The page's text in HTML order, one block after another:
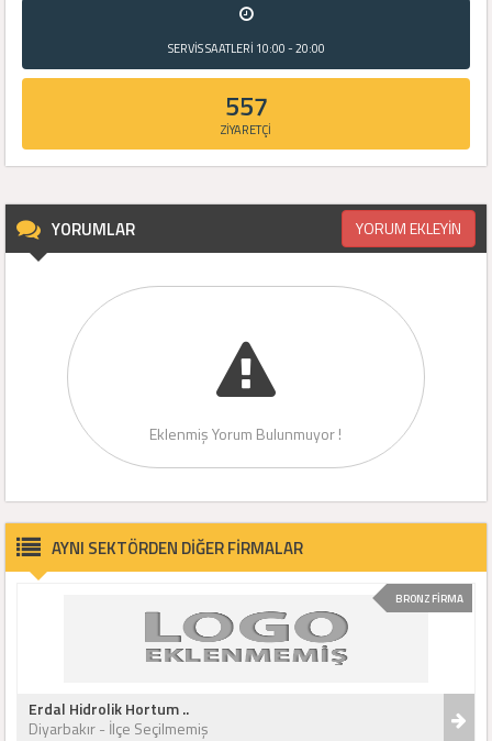
SERVİS SAATLERİ 10:00 - 20:00
557
ZİYARETÇİ
YORUMLAR YORUM EKLEYİN
Eklenmiş Yorum Bulunmuyor !
AYNI SEKTÖRDEN DİĞER FİRMALAR
BRONZ FİRMA
Erdal Hidrolik Hortum ..
Diyarbakır - İlçe Seçilmemiş